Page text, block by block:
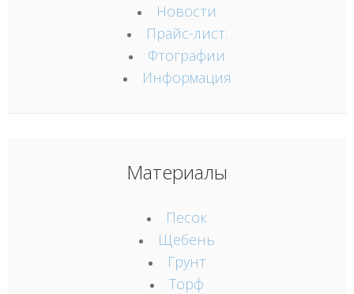
Новости
Прайс-лист.
Фтографии
Информация
Материалы
Песок
Щебень
Грунт
Торф